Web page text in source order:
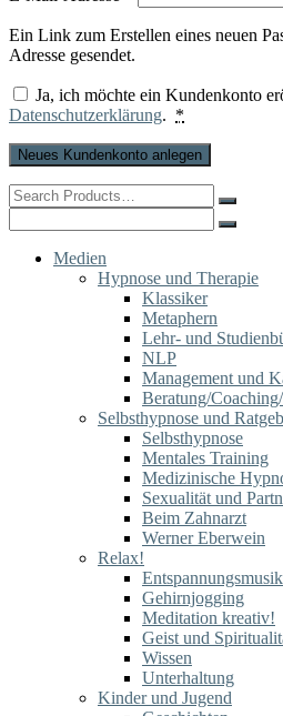
Ein Link zum Erstellen eines neuen
Adresse gesendet.
Ja, ich möchte ein Kundenkonto
Datenschutzerklärung. *
Neues Kundenkonto anlegen
Search
for:
for:
Medien
Hypnose und Therapie
Klassiker
Metaphern
Lehr- und
NLP
Management und
Beratung/
Selbsthypnose und
Selbsthypnose
Mentales Training
Medizinische
Sexualität und
Beim Zahnarzt
Werner Eberwein
Relax!
Entspannungsmusik
Gehirnjogging
Meditation kreativ!
Geist und
Wissen
Unterhaltung
Kinder und Jugend